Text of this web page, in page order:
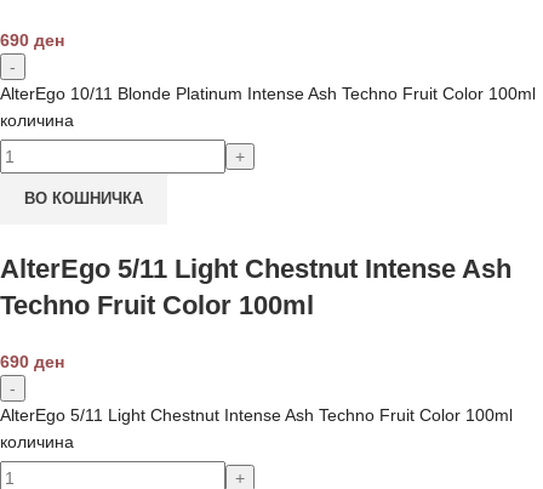
690 ден
AlterEgo 10/11 Blonde Platinum Intense Ash Techno Fruit Color 100ml
количина
ВО КОШНИЧКА
AlterEgo 5/11 Light Chestnut Intense Ash
Techno Fruit Color 100ml
690 ден
AlterEgo 5/11 Light Chestnut Intense Ash Techno Fruit Color 100ml
количина